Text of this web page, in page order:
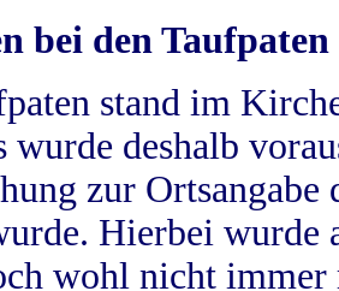
bei den Taufpaten
stand im
deshalb
zur
Hierbei wurde
wohl nicht